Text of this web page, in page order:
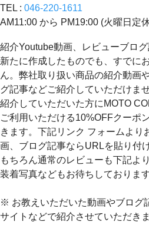
TEL : 046-220-1611
AM11:00 から PM19:00 (火曜日定
紹介Youtube動画、レビューブロ
新たに作成したものでも、すでに
ん。弊社取り扱い商品の紹介動画
グ記事などご紹介していただけませ
紹介していただいた方にMOTO
ご利用いただける10%OFFクーポ
きます。下記リンク フォームより
画、ブログ記事ならURLを貼り付
もちろん通常のレビューも下記よ
装着写真などもお待ちしております
※ お教えいただいた動画やブログ
サイトなどで紹介させていただき